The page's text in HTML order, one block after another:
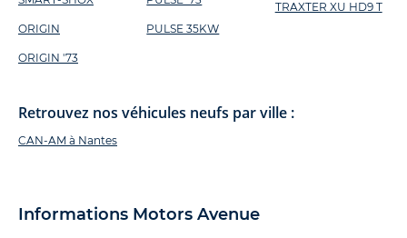
ORIGIN
ORIGIN '73
PULSE 35KW
TRAXTER XU HD9 T
Retrouvez nos véhicules neufs par ville :
CAN-AM à Nantes
Informations Motors Avenue